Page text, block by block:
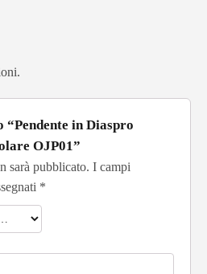
“Pendente in Diaspro
OJP01”
sarà pubblicato. I campi
*